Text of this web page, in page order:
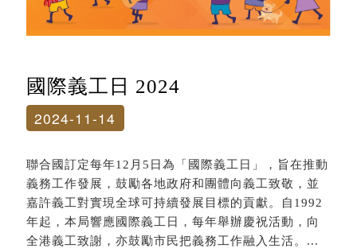
國際義工日 2024
2024-11-14
聯合國訂定每年12月5日為「國際義工日」，旨在推動
義務工作發展，鼓勵各地政府和團體向義工致敬，並
嘉許義工對實現全球可持續發展目標的貢獻。自1992
年起，本局響應國際義工日，每年舉辦慶祝活動，向
全港義工致謝，亦鼓勵市民把義務工作融入生活。...